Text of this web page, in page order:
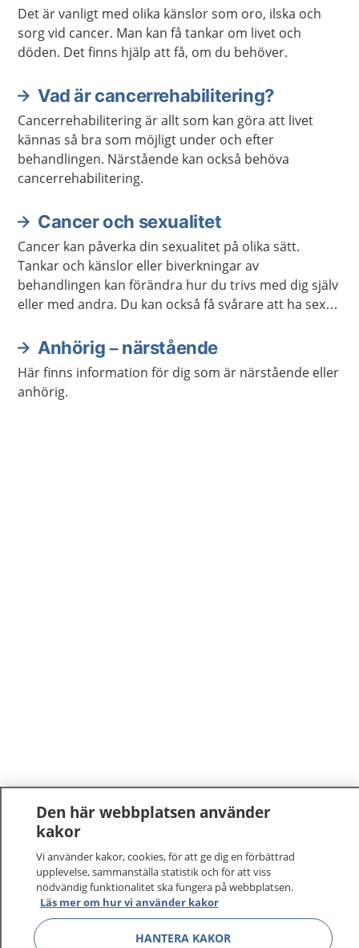
Det är vanligt med olika känslor som oro, ilska och
sorg vid cancer. Man kan få tankar om livet och
döden. Det finns hjälp att få, om du behöver.
Vad är cancerrehabilitering?
Cancerrehabilitering är allt som kan göra att livet
kännas så bra som möjligt under och efter
behandlingen. Närstående kan också behöva
cancerrehabilitering.
Cancer och sexualitet
Cancer kan påverka din sexualitet på olika sätt.
Tankar och känslor eller biverkningar av
behandlingen kan förändra hur du trivs med dig själv
eller med andra. Du kan också få svårare att ha sex
lusten och förmågan att ha sex.
Anhörig – närstående
Här finns information för dig som är närstående eller
anhörig.
1177 –tryggt om din hälsa och vård
På 1177.se får du råd om hälsa och information om
sjukdomar och vilka mottagningar du kan kontakta.
Logga in för att läsa din journal och göra dina
vårdärenden. Ring telefonnummer 1177 för
Den här webbplatsen använder
kakor
Vi använder kakor, cookies, för att ge dig en förbättrad
upplevelse, sammanställa statistik och för att viss
nödvändig funktionalitet ska fungera på webbplatsen.
Läs mer om hur vi använder kakor
HANTERA KAKOR